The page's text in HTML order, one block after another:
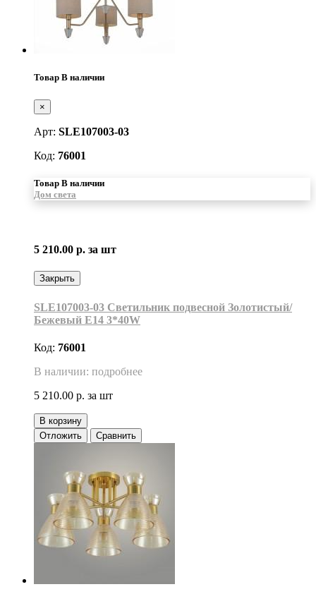
Товар В наличии
×
Арт: SLE107003-03
Код: 76001
Товар В наличии
Дом света
5 210.00 р. за шт
Закрыть
SLE107003-03 Светильник подвесной Золотистый/
Бежевый E14 3*40W
Код: 76001
В наличии: подробнее
5 210.00 р. за шт
В корзину
Отложить
Сравнить